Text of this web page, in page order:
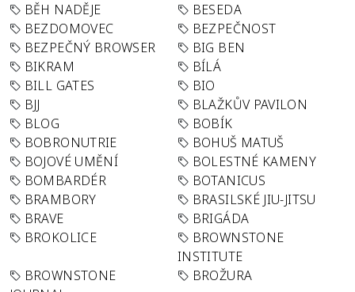
BĚH NADĚJE
BESEDA
BEZDOMOVEC
BEZPEČNOST
BEZPEČNÝ BROWSER
BIG BEN
BIKRAM
BÍLÁ
BILL GATES
BIO
BJJ
BLAŽKŮV PAVILON
BLOG
BOBÍK
BOBRONUTRIE
BOHUŠ MATUŠ
BOJOVÉ UMĚNÍ
BOLESTNÉ KAMENY
BOMBARDÉR
BOTANICUS
BRAMBORY
BRASILSKÉ JIU-JITSU
BRAVE
BRIGÁDA
BROKOLICE
BROWNSTONE
INSTITUTE
BROWNSTONE
BROŽURA